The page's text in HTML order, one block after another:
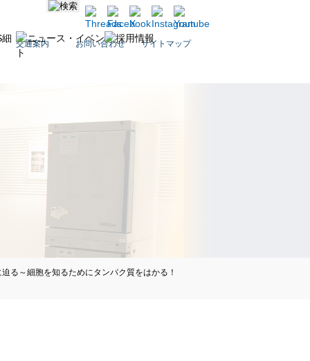
交通案内 お問い合わせ サイトマップ
～細胞を知るためにタンパク質をはかる！